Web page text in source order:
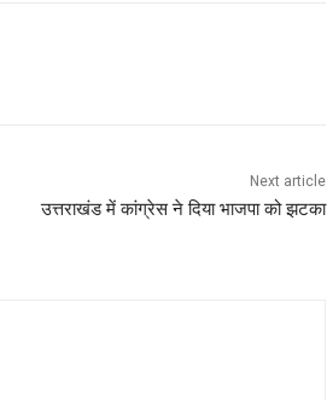
Next article
उत्तराखंड में कांग्रेस ने दिया भाजपा को झटका